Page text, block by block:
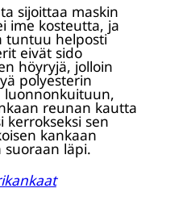
sijoittaa maskin
ime kosteutta, ja
tuntuu helposti
eivät sido
höyryjä, jolloin
polyesterin
luonnonkuituun,
reunan kautta
kerrokseksi sen
kankaan
suoraan läpi.